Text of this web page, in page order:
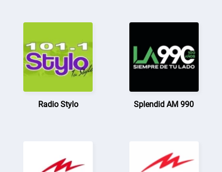
Radio Stylo Splendid AM 990